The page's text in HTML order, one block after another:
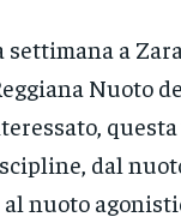
a
Nuoto
dal
al nuoto